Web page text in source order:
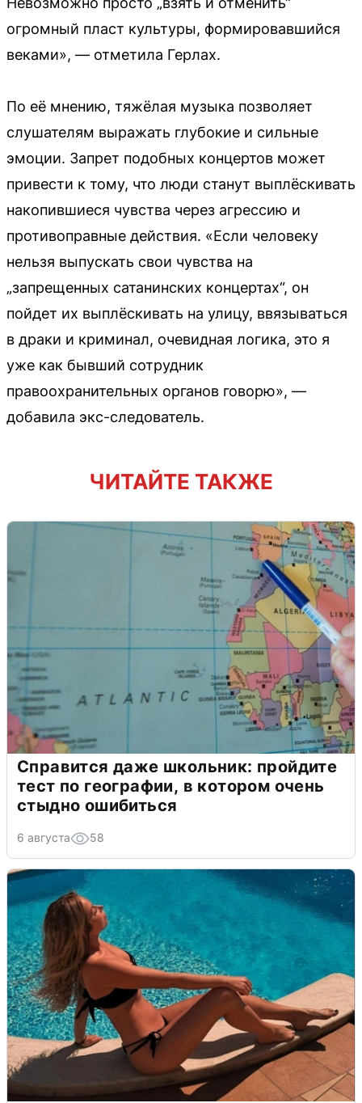
огромный пласт культуры, формировавшийся
веками», — отметила Герлах.
По её мнению, тяжёлая музыка позволяет
слушателям выражать глубокие и сильные
эмоции. Запрет подобных концертов может
привести к тому, что люди станут выплёскивать
накопившиеся чувства через агрессию и
противоправные действия. «Если человеку
нельзя выпускать свои чувства на
„запрещенных сатанинских концертах“, он
пойдет их выплёскивать на улицу, ввязываться
в драки и криминал, очевидная логика, это я
уже как бывший сотрудник
правоохранительных органов говорю», —
добавила экс-следователь.
ЧИТАЙТЕ ТАКЖЕ
Справится даже школьник: пройдите
тест по географии, в котором очень
стыдно ошибиться
6 августа 58